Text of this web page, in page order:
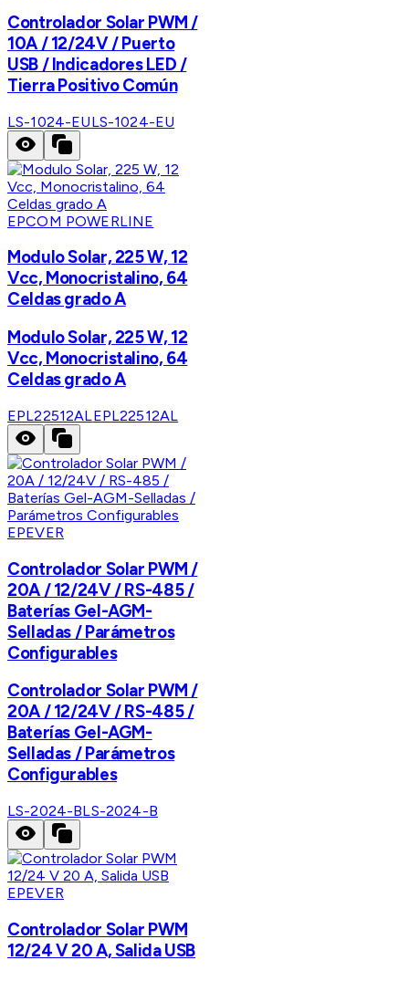
Controlador Solar PWM /
10A / 12/24V / Puerto
USB / Indicadores LED /
Tierra Positivo Común
LS-1024-EULS-1024-EU
EPCOM POWERLINE
Modulo Solar, 225 W, 12
Vcc, Monocristalino, 64
Celdas grado A
Modulo Solar, 225 W, 12
Vcc, Monocristalino, 64
Celdas grado A
EPL22512ALEPL22512AL
EPEVER
Controlador Solar PWM /
20A / 12/24V / RS-485 /
Baterías Gel-AGM-
Selladas / Parámetros
Configurables
Controlador Solar PWM /
20A / 12/24V / RS-485 /
Baterías Gel-AGM-
Selladas / Parámetros
Configurables
LS-2024-BLS-2024-B
EPEVER
Controlador Solar PWM
12/24 V 20 A, Salida USB